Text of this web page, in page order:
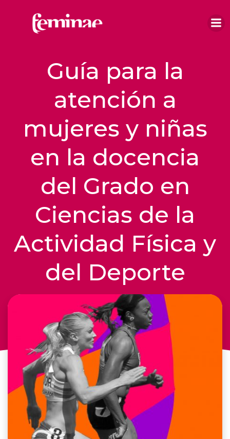
Guía para la
atención a
mujeres y niñas
en la docencia
del Grado en
Ciencias de la
Actividad Física y
del Deporte